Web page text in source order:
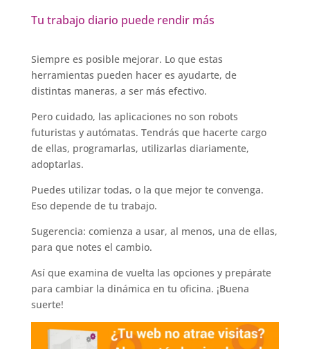
Tu trabajo diario puede rendir más
Siempre es posible mejorar. Lo que estas
herramientas pueden hacer es ayudarte, de
distintas maneras, a ser más efectivo.
Pero cuidado, las aplicaciones no son robots
futuristas y autómatas. Tendrás que hacerte cargo
de ellas, programarlas, utilizarlas diariamente,
adoptarlas.
Puedes utilizar todas, o la que mejor te convenga.
Eso depende de tu trabajo.
Sugerencia: comienza a usar, al menos, una de ellas,
para que notes el cambio.
Así que examina de vuelta las opciones y prepárate
para cambiar la dinámica en tu oficina. ¡Buena
suerte!